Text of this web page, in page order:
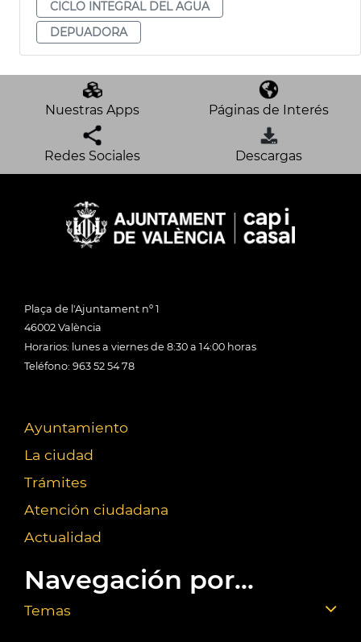
CICLO INTEGRAL DEL AGUA
DEPUADORA
Nuestras Apps Páginas de Interés
Redes Sociales Descargas
Plaça de l'Ajuntament nº 1
46002 València
Horarios: lunes a viernes de 8:30 a 14:00 horas
Teléfono: 963 52 54 78
Ayuntamiento
La ciudad
Trámites
Atención ciudadana
Actualidad
Navegación por...
Temas